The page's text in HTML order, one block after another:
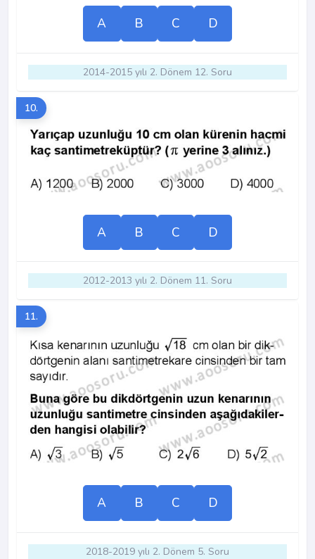
A B C D
2014-2015 yılı 2. Dönem 12. Soru
10.
A B C D
2012-2013 yılı 2. Dönem 11. Soru
11.
A B C D
2018-2019 yılı 2. Dönem 5. Soru